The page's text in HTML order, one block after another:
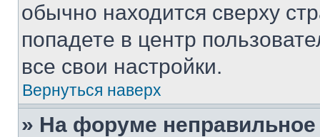
обычно находится сверху
попадете в центр
все свои настройки.
Вернуться наверх
» На форуме